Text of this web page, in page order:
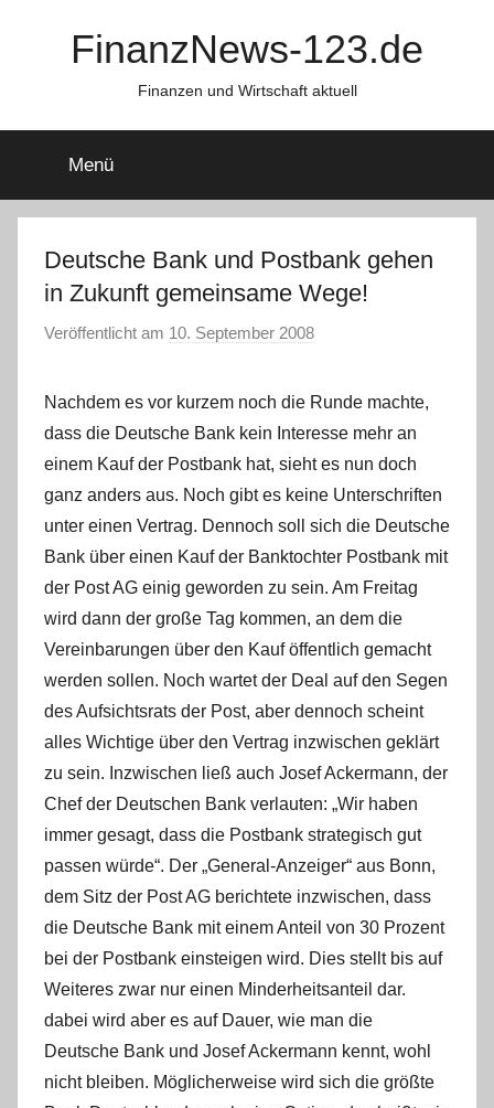
FinanzNews-123.de
Finanzen und Wirtschaft aktuell
Menü
Deutsche Bank und Postbank gehen
in Zukunft gemeinsame Wege!
Veröffentlicht am 10. September 2008
Nachdem es vor kurzem noch die Runde machte,
dass die Deutsche Bank kein Interesse mehr an
einem Kauf der Postbank hat, sieht es nun doch
ganz anders aus. Noch gibt es keine Unterschriften
unter einen Vertrag. Dennoch soll sich die Deutsche
Bank über einen Kauf der Banktochter Postbank mit
der Post AG einig geworden zu sein. Am Freitag
wird dann der große Tag kommen, an dem die
Vereinbarungen über den Kauf öffentlich gemacht
werden sollen. Noch wartet der Deal auf den Segen
des Aufsichtsrats der Post, aber dennoch scheint
alles Wichtige über den Vertrag inzwischen geklärt
zu sein. Inzwischen ließ auch Josef Ackermann, der
Chef der Deutschen Bank verlauten: „Wir haben
immer gesagt, dass die Postbank strategisch gut
passen würde“. Der „General-Anzeiger“ aus Bonn,
dem Sitz der Post AG berichtete inzwischen, dass
die Deutsche Bank mit einem Anteil von 30 Prozent
bei der Postbank einsteigen wird. Dies stellt bis auf
Weiteres zwar nur einen Minderheitsanteil dar.
dabei wird aber es auf Dauer, wie man die
Deutsche Bank und Josef Ackermann kennt, wohl
nicht bleiben. Möglicherweise wird sich die größte